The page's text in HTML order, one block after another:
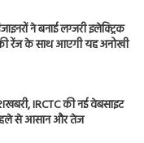
ने बनाई लग्जरी इलेक्ट्रिक
रेंज के साथ आएगी यह अनोखी
IRCTC की नई वेबसाइट
से आसान और तेज